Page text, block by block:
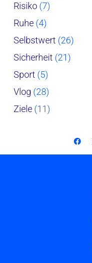
Risiko (7)
Ruhe (4)
Selbstwert (26)
Sicherheit (21)
Sport (5)
Vlog (28)
Ziele (11)